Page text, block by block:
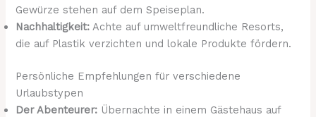
Gewürze stehen auf dem Speiseplan.
Nachhaltigkeit: Achte auf umweltfreundliche Resorts,
die auf Plastik verzichten und lokale Produkte fördern.
Persönliche Empfehlungen für verschiedene
Urlaubstypen
Der Abenteurer: Übernachte in einem Gästehaus auf